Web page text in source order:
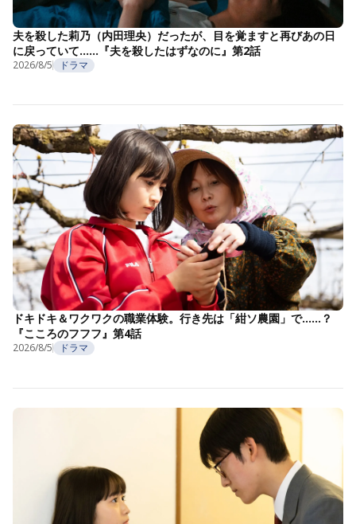
夫を殺した莉乃（内田理央）だったが、目を覚ますと再びあの日
に戻っていて……『夫を殺したはずなのに』第2話
2026/8/5 ドラマ
ドキドキ＆ワクワクの職業体験。行き先は「紺ソ農園」で……？
『こころのフフフ』第4話
2026/8/5 ドラマ